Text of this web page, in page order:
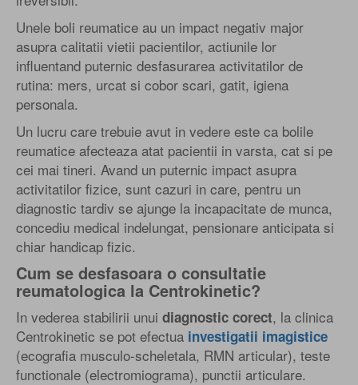
Unele boli reumatice au un impact negativ major
asupra calitatii vietii pacientilor, actiunile lor
influentand puternic desfasurarea activitatilor de
rutina: mers, urcat si cobor scari, gatit, igiena
personala.
Un lucru care trebuie avut in vedere este ca bolile
reumatice afecteaza atat pacientii in varsta, cat si pe
cei mai tineri. Avand un puternic impact asupra
activitatilor fizice, sunt cazuri in care, pentru un
diagnostic tardiv se ajunge la incapacitate de munca,
concediu medical indelungat, pensionare anticipata si
chiar handicap fizic.
Cum se desfasoara o consultatie
reumatologica la Centrokinetic?
In vederea stabilirii unui diagnostic corect, la clinica
Centrokinetic se pot efectua investigatii imagistice
(ecografia musculo-scheletala, RMN articular), teste
functionale (electromiograma), punctii articulare.